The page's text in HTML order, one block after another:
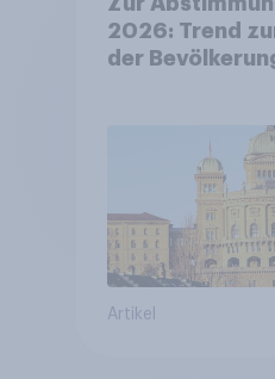
2026: Trend
der
Artikel